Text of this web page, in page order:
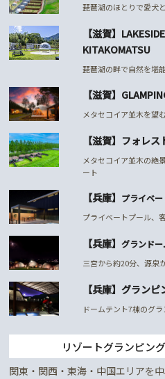
琵琶湖のほとりで愛犬
【滋賀】
KITAKOMATSU
琵琶湖の畔で自然を堪
【滋賀】
メタセコイア並木を望
【滋賀】フォレ
メタセコイア並木の絶
ート
【兵庫】 プライベ
プライベートプール、
【兵庫】 グランド
三宮から約20分、源泉
【兵庫】グラン
ドームテント7棟のグ
リゾートグランピン
関東・関西・東海・中国エリアを